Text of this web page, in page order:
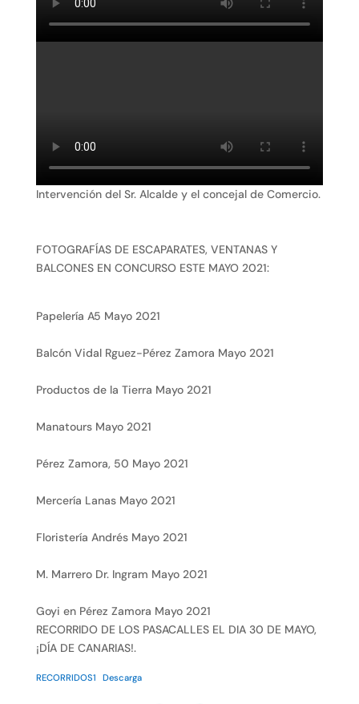
Intervención del Sr. Alcalde y el concejal de Comercio.
FOTOGRAFÍAS DE ESCAPARATES, VENTANAS Y
BALCONES EN CONCURSO ESTE MAYO 2021:
Papelería A5 Mayo 2021
Balcón Vidal Rguez-Pérez Zamora Mayo 2021
Productos de la Tierra Mayo 2021
Manatours Mayo 2021
Pérez Zamora, 50 Mayo 2021
Mercería Lanas Mayo 2021
Floristería Andrés Mayo 2021
M. Marrero Dr. Ingram Mayo 2021
Goyi en Pérez Zamora Mayo 2021
RECORRIDO DE LOS PASACALLES EL DIA 30 DE MAYO,
¡DÍA DE CANARIAS!.
RECORRIDOS1 Descarga